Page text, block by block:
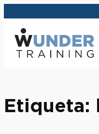
al
contingut
Etiqueta: